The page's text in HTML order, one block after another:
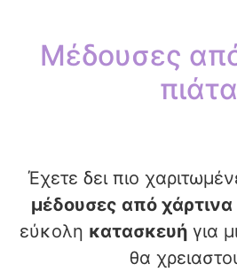
Μέδουσες
πιάτα
Έχετε δει πιο
μέδουσες από χάρτινα
εύκολη κατασκευήγια
θα